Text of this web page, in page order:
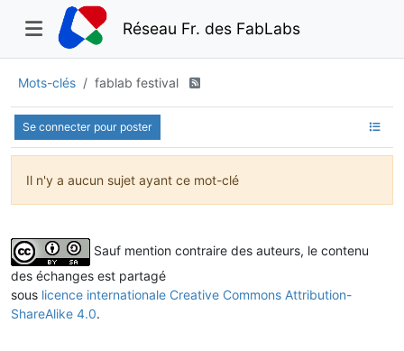
Réseau Fr. des FabLabs
Mots-clés fablab festival
Se connecter pour poster
Il n'y a aucun sujet ayant ce mot-clé
Sauf mention contraire des auteurs, le contenu
des échanges est partagé
sous licence internationale Creative Commons Attribution-
ShareAlike 4.0.